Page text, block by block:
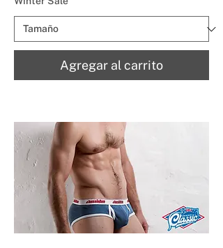
Agregar al carrito